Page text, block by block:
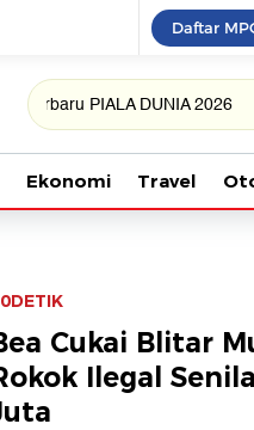
Daftar
PIALA DUNIA 2026
Ekonomi Travel
Cukai Blitar
Ilegal